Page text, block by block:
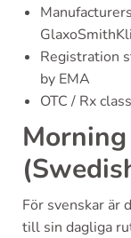
Registration
by EMA
OTC / Rx
För svenskar är
till sin dagliga